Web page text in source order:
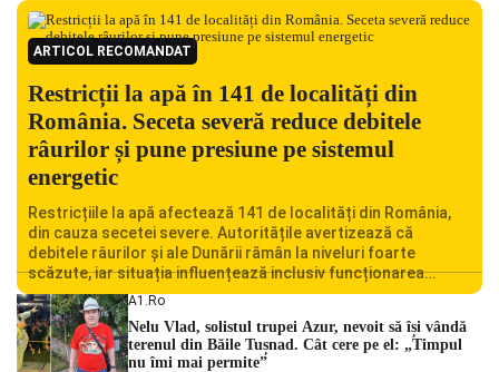
ARTICOL RECOMANDAT
Restricții la apă în 141 de localități din
România. Seceta severă reduce debitele
râurilor și pune presiune pe sistemul
energetic
Restricțiile la apă afectează 141 de localități din România,
din cauza secetei severe. Autoritățile avertizează că
debitele râurilor și ale Dunării rămân la niveluri foarte
scăzute, iar situația influențează inclusiv funcționarea
Centralei Nucleare de la Cernavodă. România se confruntă
cu una dintre cele mai dificile perioade din punct de vedere
hidrologic din ultimii ani. Lipsa […]
A1.ro
Nelu Vlad, solistul trupei Azur, nevoit să își vândă
terenul din Băile Tușnad. Cât cere pe el: „Timpul
nu îmi mai permite”